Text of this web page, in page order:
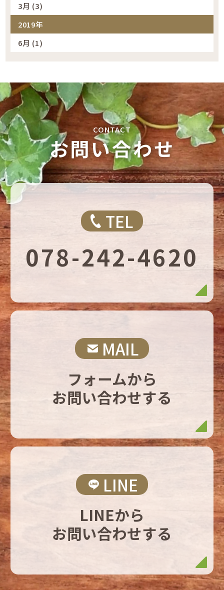
3月 (3)
2019年
6月 (1)
お問い合わせ
TEL
078-242-4620
MAIL
フォームから
お問い合わせする
LINE
LINEから
お問い合わせする